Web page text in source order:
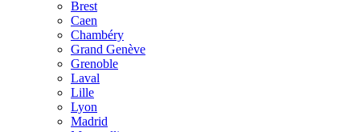
Brest
Caen
Chambéry
Grand Genève
Grenoble
Laval
Lille
Lyon
Madrid